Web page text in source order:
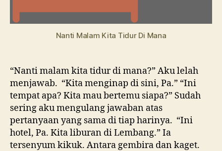
Nanti Malam Kita Tidur Di Mana
“Nanti malam kita tidur di mana?” Aku lelah
menjawab. “Kita menginap di sini, Pa.” “Ini
tempat apa? Kita mau bertemu siapa?” Sudah
sering aku mengulang jawaban atas
pertanyaan yang sama di tiap harinya. “Ini
hotel, Pa. Kita liburan di Lembang.” Ia
tersenyum kikuk. Antara gembira dan kaget.